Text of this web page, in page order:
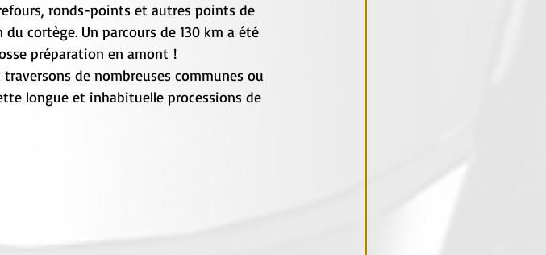
ronds-points et autres points de
cortège. Un parcours de 130 km a été
préparation en amont !
de nombreuses communes ou
longue et inhabituelle processions de